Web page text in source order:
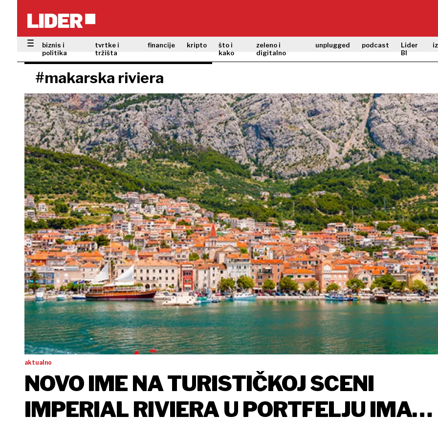
biznis i
politika
tvrtke i
tržišta
financije kripto
što i
kako
zeleno i
digitalno
unplugged podcast
Lider
BI
#makarska riviera
aktualno
NOVO IME NA TURISTIČKOJ SCENI
IMPERIAL RIVIERA U PORTFELJU IMA